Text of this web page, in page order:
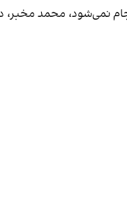
نمی‌شود، محمد